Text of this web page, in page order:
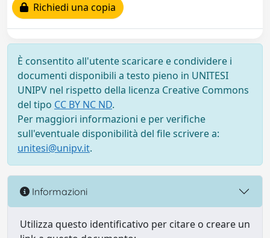
Richiedi una copia
È consentito all'utente scaricare e condividere i
documenti disponibili a testo pieno in UNITESI
UNIPV nel rispetto della licenza Creative Commons
del tipo CC BY NC ND.
Per maggiori informazioni e per verifiche
sull'eventuale disponibilità del file scrivere a:
unitesi@unipv.it.
Informazioni
Utilizza questo identificativo per citare o creare un